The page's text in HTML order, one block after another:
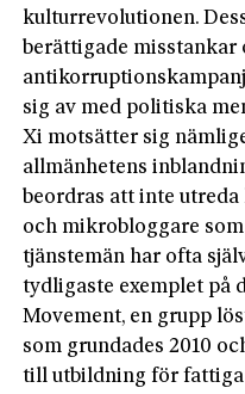
kulturrevolutionen.
berättigade misstankar
sig av med politiska
Xi motsätter sig
allmänhetens
beordras att inte
och mikrobloggare
tjänstemän har ofta
tydligaste exemplet på
Movement, en grupp
som grundades 2010
till utbildning för fattiga